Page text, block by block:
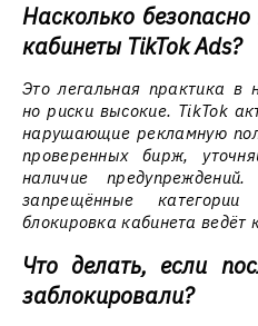
Насколько
кабинеты TikTok Ads?
Это легальная практика
но риски высокие. TikTok
нарушающие рекламную
проверенных бирж,
наличие
запрещённые
блокировка кабинета ведёт
Что делать, если
заблокировали?